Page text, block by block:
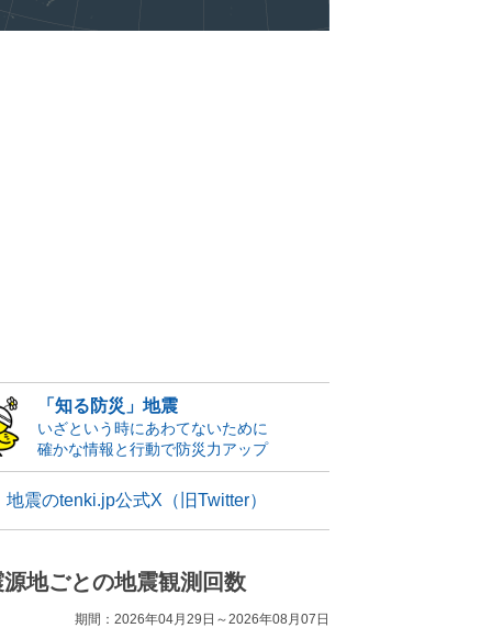
「知る防災」地震
いざという時にあわてないために
確かな情報と行動で防災力アップ
地震のtenki.jp公式X（旧Twitter）
源地ごとの地震観測回数
期間：2026年04月29日～2026年08月07日